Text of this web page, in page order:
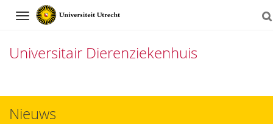
Navigation
Universitair Dierenziekenhuis
naarNieuws